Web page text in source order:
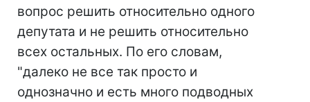
вопрос решить относительно одного
депутата и не решить относительно
всех остальных. По его словам,
"далеко не все так просто и
однозначно и есть много подводных